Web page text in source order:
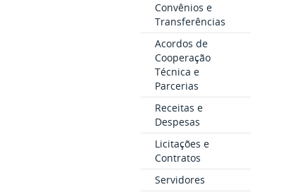
Convênios e
Transferências
Acordos de
Cooperação
Técnica e
Parcerias
Receitas e
Despesas
Licitações e
Contratos
Servidores